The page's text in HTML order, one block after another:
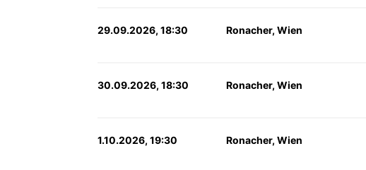
29.09.2026, 18:30 Ronacher, Wien
30.09.2026, 18:30 Ronacher, Wien
1.10.2026, 19:30 Ronacher, Wien